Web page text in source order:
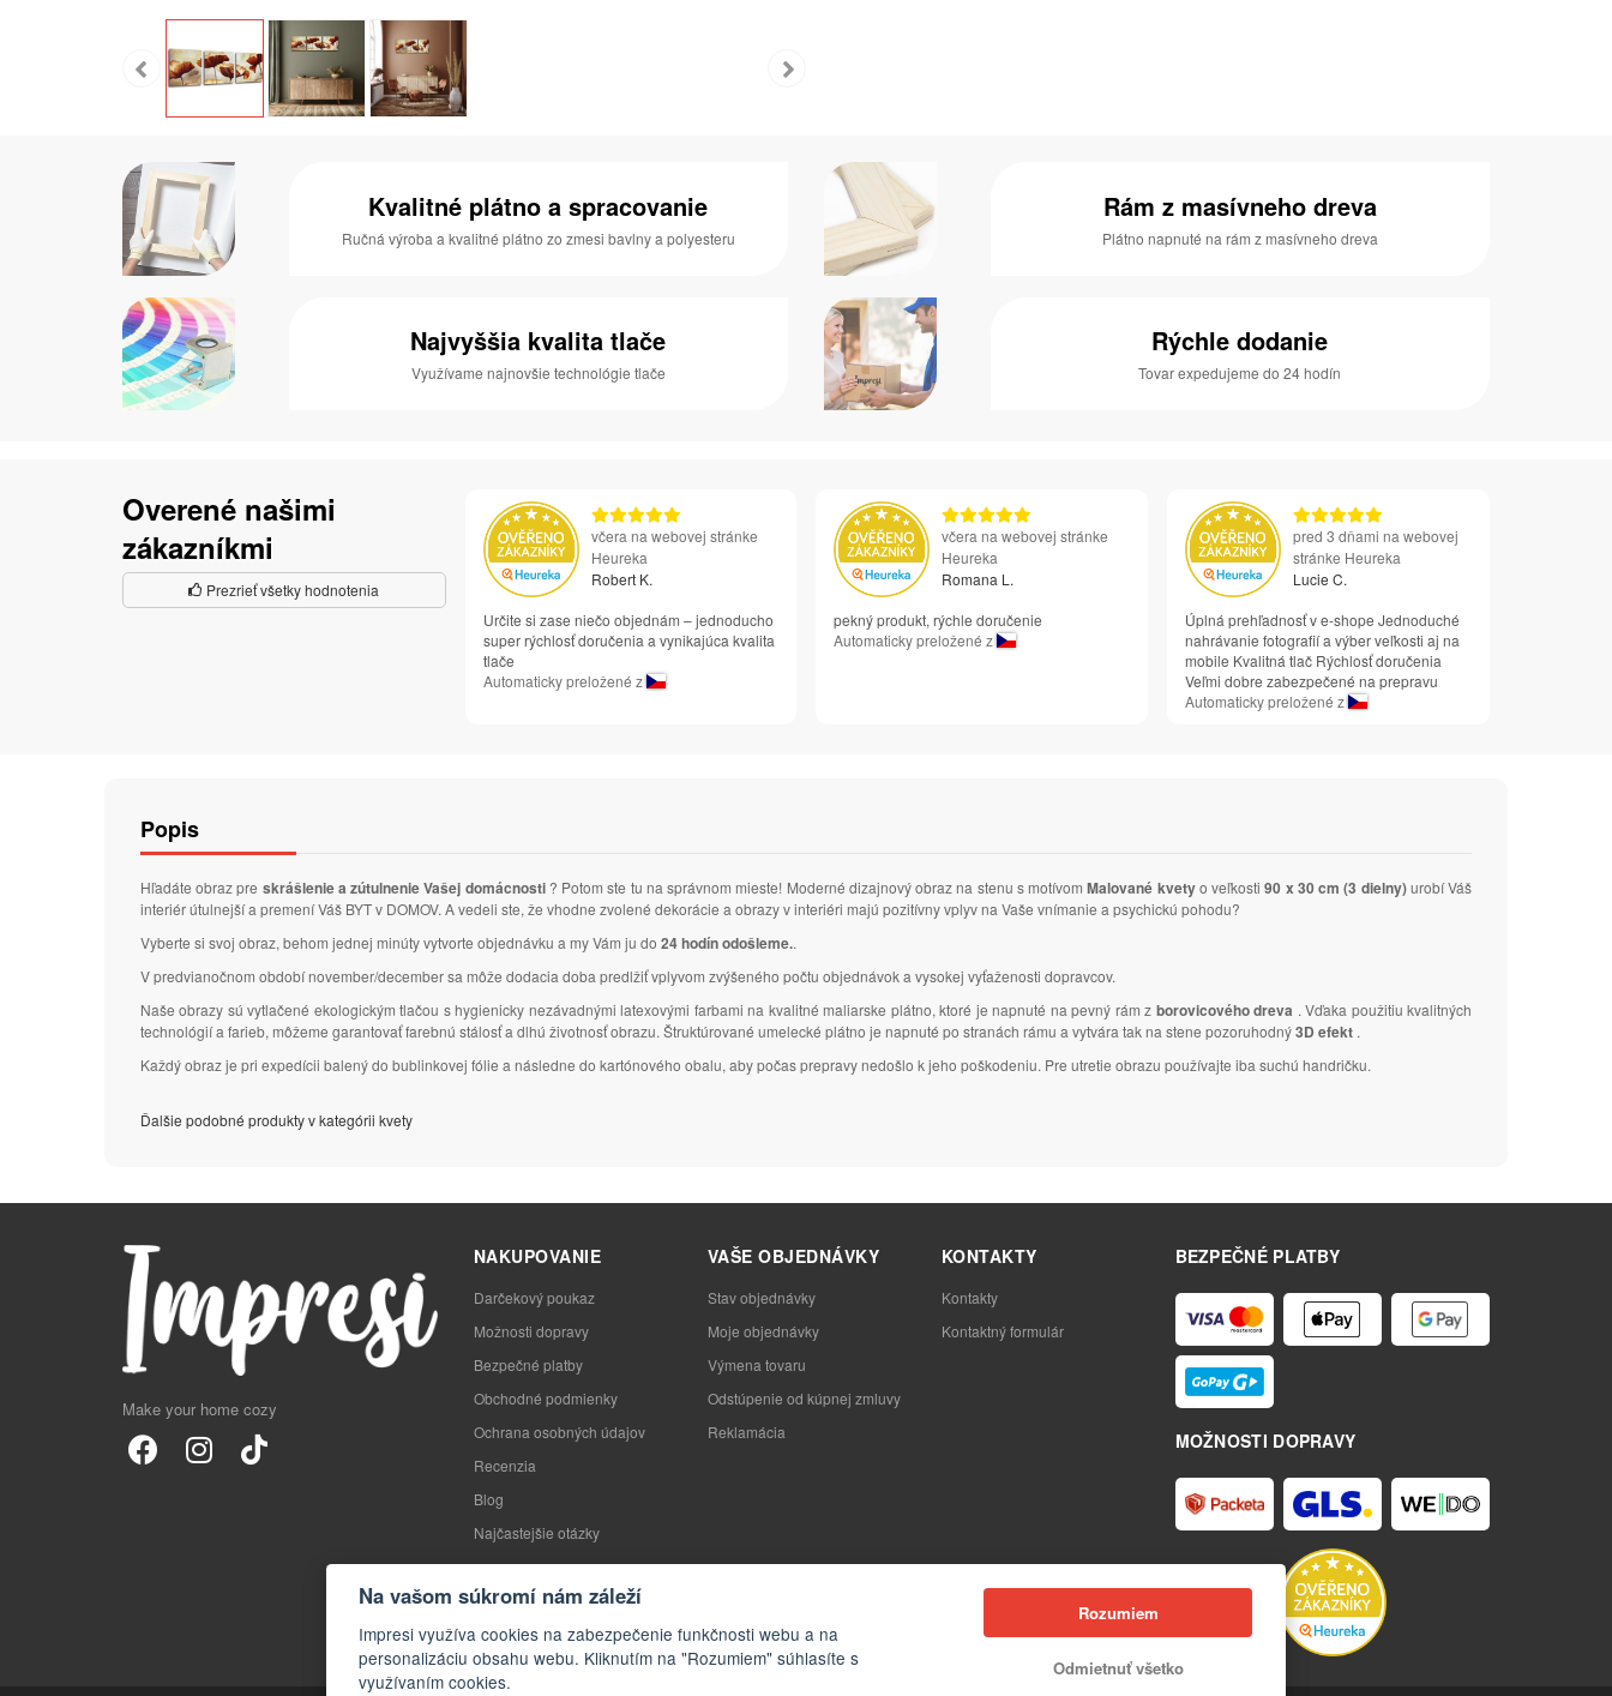
Kvalitné plátno a spracovanie
Ručná výroba a kvalitné plátno zo zmesi bavlny a polyesteru
Rám z masívneho dreva
Plátno napnuté na rám z masívneho dreva
Najvyššia kvalita tlače
Využívame najnovšie technológie tlače
Rýchle dodanie
Tovar expedujeme do 24 hodín
Overené našimi
zákazníkmi
Prezrieť všetky hodnotenia
včera na webovej stránke
Heureka
Robert K.
Určite si zase niečo objednám – jednoducho
super rýchlosť doručenia a vynikajúca kvalita
tlače
Automaticky preložené z
včera na webovej stránke
Heureka
Romana L.
pekný produkt, rýchle doručenie
Automaticky preložené z
pred 3 dňami na webovej
stránke Heureka
Lucie C.
Úplná prehľadnosť v e-shope Jednoduché
nahrávanie fotografií a výber veľkosti aj na
mobile Kvalitná tlač Rýchlosť doručenia
Veľmi dobre zabezpečené na prepravu
Automaticky preložené z
Popis
Hľadáte obraz pre skrášlenie a zútulnenie Vašej domácnosti ? Potom ste tu na správnom mieste! Moderné dizajnový obraz na stenu s motívomMalované kvetyo veľkosti90 x 30 cm (3 dielny)urobí Váš
interiér útulnejší a premení Váš BYT v DOMOV. A vedeli ste, že vhodne zvolené dekorácie a obrazy v interiéri majú pozitívny vplyv na Vaše vnímanie a psychickú pohodu?
Vyberte si svoj obraz, behom jednej minúty vytvorte objednávku a my Vám ju do 24 hodín odošleme..
V predvianočnom období november/december sa môže dodacia doba predlžiť vplyvom zvýšeného počtu objednávok a vysokej vyťaženosti dopravcov.
Naše obrazy sú vytlačené ekologickým tlačou s hygienicky nezávadnými latexovými farbami na kvalitné maliarske plátno, ktoré je napnuté na pevný rám z borovicového dreva . Vďaka použitiu kvalitných
technológií a farieb, môžeme garantovať farebnú stálosť a dlhú životnosť obrazu. Štruktúrované umelecké plátno je napnuté po stranách rámu a vytvára tak na stene pozoruhodný3D efekt .
Každý obraz je pri expedícii balený do bublinkovej fólie a následne do kartónového obalu, aby počas prepravy nedošlo k jeho poškodeniu. Pre utretie obrazu používajte iba suchú handričku.
Ďalšie podobné produkty v kategórii kvety
Make your home cozy
BEZPEČNÉ PLATBY
MOŽNOSTI DOPRAVY
NAKUPOVANIE
Darčekový poukaz
Možnosti dopravy
Bezpečné platby
Obchodné podmienky
Ochrana osobných údajov
Recenzia
Blog
Najčastejšie otázky
VAŠE OBJEDNÁVKY
Stav objednávky
Moje objednávky
Výmena tovaru
Odstúpenie od kúpnej zmluvy
Reklamácia
KONTAKTY
Kontakty
Kontaktný formulár
Na vašom súkromí nám záleží
Impresi využíva cookies na zabezpečenie funkčnosti webu a na
personalizáciu obsahu webu. Kliknutím na "Rozumiem" súhlasíte s
využívaním cookies.
Rozumiem
Odmietnuť všetko